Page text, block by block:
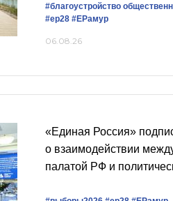
#благоустройство
#ер28 #ЕРамур
06.08.26
«Единая Россия»
о взаимодействии
палатой РФ и